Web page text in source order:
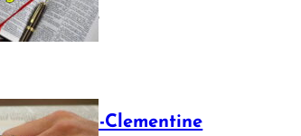
July 16, 2025
The Sixto-Clementine